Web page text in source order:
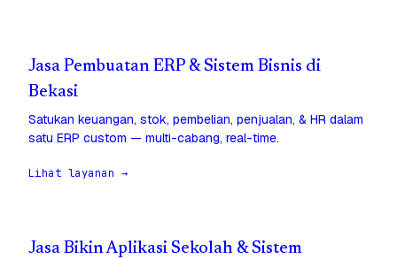
Jasa Pembuatan ERP & Sistem Bisnis di
Bekasi
Satukan keuangan, stok, pembelian, penjualan, & HR dalam
satu ERP custom — multi-cabang, real-time.
Lihat layanan →
Jasa Bikin Aplikasi Sekolah & Sistem